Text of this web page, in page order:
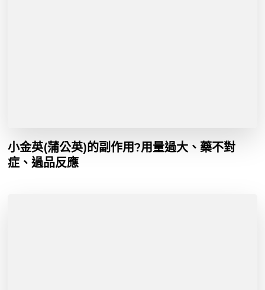
小金英(蒲公英)的副作用?用量過大、藥不對
症、過品反應